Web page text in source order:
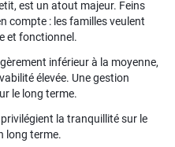
est un atout majeur. Feins
compte : les familles veulent
et fonctionnel.
inférieur à la moyenne,
élevée. Une gestion
le long terme.
la tranquillité sur le
long terme.